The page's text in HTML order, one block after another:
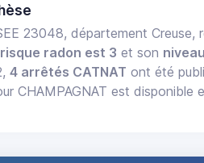
23048, département
radon est 3 et son
4 arrêtés CATNAT ont été
CHAMPAGNAT est disponible